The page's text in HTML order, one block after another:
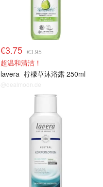
€3.75 €3.95
超温和清洁！
lavera 柠檬草沐浴露 250ml
@dealmoon.de